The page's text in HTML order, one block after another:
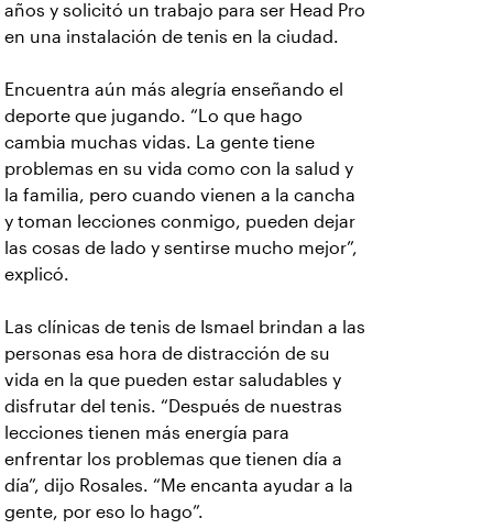
años y solicitó un trabajo para ser Head Pro
en una instalación de tenis en la ciudad.
Encuentra aún más alegría enseñando el
deporte que jugando. “Lo que hago
cambia muchas vidas. La gente tiene
problemas en su vida como con la salud y
la familia, pero cuando vienen a la cancha
y toman lecciones conmigo, pueden dejar
las cosas de lado y sentirse mucho mejor”,
explicó.
Las clínicas de tenis de Ismael brindan a las
personas esa hora de distracción de su
vida en la que pueden estar saludables y
disfrutar del tenis. “Después de nuestras
lecciones tienen más energía para
enfrentar los problemas que tienen día a
día”, dijo Rosales. “Me encanta ayudar a la
gente, por eso lo hago”.